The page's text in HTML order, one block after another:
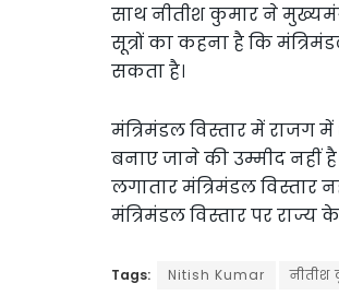
साथ नीतीश कुमार ने
सूत्रों का कहना है कि
सकता है।
मंत्रिमंडल विस्तार में राजग
बनाए जाने की उम्मीद नहीं
लगातार मंत्रिमंडल
मंत्रिमंडल विस्तार पर राज्य
Tags: Nitish Kumar नीतीश